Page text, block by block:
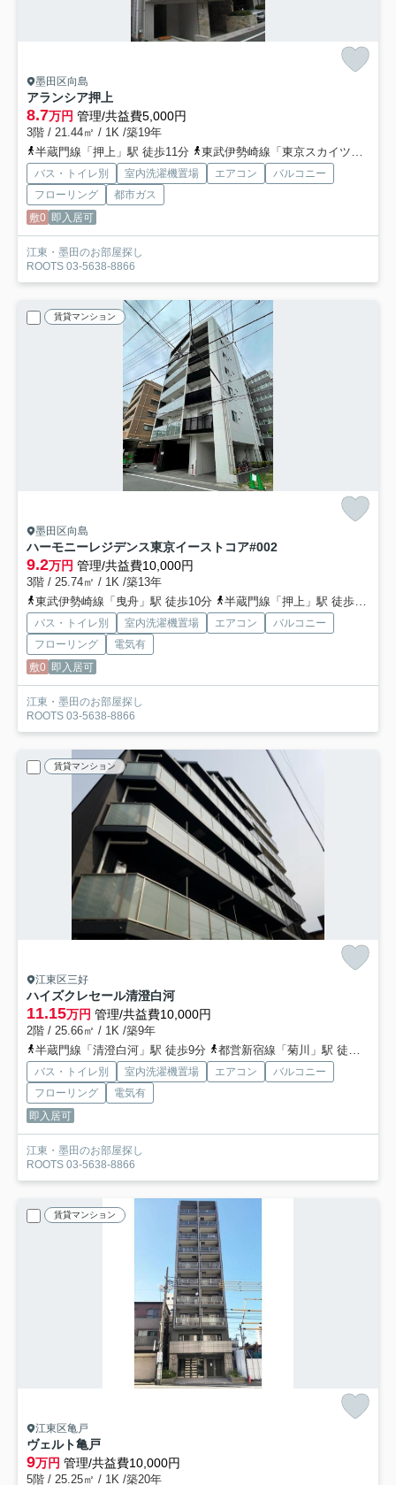
墨田区向島
アランシア押上
8.7万円 管理/共益費5,000円
3階 / 21.44㎡ / 1K /築19年
半蔵門線「押上」駅 徒歩11分
東武伊勢崎線「東京スカイツリー」駅 徒歩11分
バス・トイレ別 室内洗濯機置場 エアコン
バルコニー
フローリング
都市ガス
敷0 即入居可
江東・墨田のお部屋探し
ROOTS 03-5638-8866
賃貸マンション
墨田区向島
ハーモニーレジデンス東京イーストコア#002
9.2万円 管理/共益費10,000円
3階 / 25.74㎡ / 1K /築13年
東武伊勢崎線「曳舟」駅 徒歩10分
半蔵門線「押上」駅 徒歩16分
バス・トイレ別 室内洗濯機置場 エアコン
バルコニー
フローリング
電気有
敷0 即入居可
江東・墨田のお部屋探し
ROOTS 03-5638-8866
賃貸マンション
江東区三好
ハイズクレセール清澄白河
11.15万円 管理/共益費10,000円
2階 / 25.66㎡ / 1K /築9年
半蔵門線「清澄白河」駅 徒歩9分
都営新宿線「菊川」駅 徒歩12分
バス・トイレ別 室内洗濯機置場 エアコン
バルコニー
フローリング
電気有
即入居可
江東・墨田のお部屋探し
ROOTS 03-5638-8866
賃貸マンション
江東区亀戸
ヴェルト亀戸
9万円 管理/共益費10,000円
5階 / 25.25㎡ / 1K /築20年